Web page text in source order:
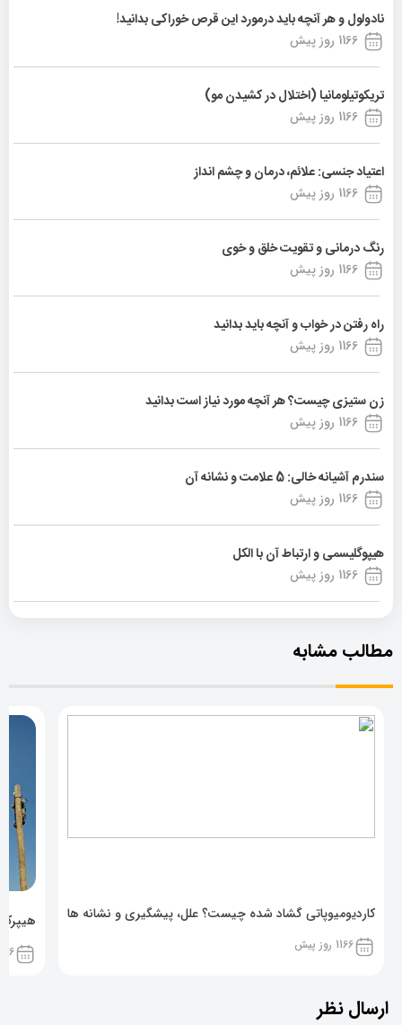
نادولول و هر آنچه باید درمورد این قرص خوراکی بدانید!
1166 روز پیش
تریکوتیلومانیا (اختلال در کشیدن مو)
1166 روز پیش
اعتیاد جنسی: علائم، درمان و چشم انداز
1166 روز پیش
رنگ درمانی و تقویت خلق و خوی
1166 روز پیش
راه رفتن در خواب و آنچه باید بدانید
1166 روز پیش
زن ستیزی چیست؟ هر آنچه مورد نیاز است بدانید
1166 روز پیش
سندرم آشیانه خالی: 5 علامت و نشانه آن
1166 روز پیش
هیپوگلیسمی و ارتباط آن با الکل
1166 روز پیش
مطالب مشابه
کاردیومیوپاتی گشاد شده چیست؟ علل، پیشگیری و نشانه ها
1166 روز پیش 1166
ارسال نظر